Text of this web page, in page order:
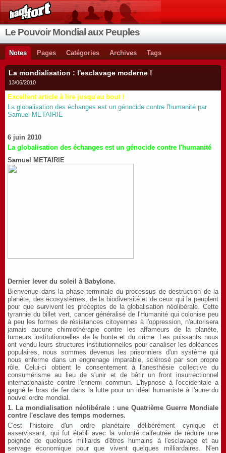
Le Pouvoir Mondial aux Peuples
Notes Pages Catégories Archives Tags
La mondialisation : l'esclavage moderne !
13/06/2010
Excellent article à lire jusqu'au bout !
La globalisation des échanges est un génocide contre l'humanité par
Samuel METAIRIE
6 juin 2010
La globalisation des échanges est un génocide contre l'humanité
Samuel METAIRIE
Dernier lever du soleil à Babylone.
Bienvenue dans la phase terminale du processus de destruction de la
planète, des écosystèmes, de la biodiversité et de ceux qui la peuplent
pour quesurvivent les préceptes de la globalisation néolibérale. Cette
tyrannie du billet vert, cancer généralisé de l'Humanité qui colonise peu
à peu les formes de résistances citoyennes à l'oppression, n'autorisera
jamais aucune chimiothérapie contre les affameurs de la planète,
tumeurs institutionnelles de la honte et du crime. Les puissants nous
ont vendu leurs structures institutionnelles pour canaliser les doléances
populaires, nous sommes devenus les prisonniers d'un système qui
nous enferme dans un engrenage imparable, sclérosé par son propre
rôle. Celui-ci obtient le consentement à l'anesthésie collective du
consumérisme au lieu de s'unir et de bâtir un front insurrectionnel
internationaliste contre l'ennemi commun. L'hypnose à l'occidentale a
gagné le bras de fer dans la lutte pour un idéal humaniste à l'aune du
nouvel ordre mondial.
1. La mondialisation néolibérale : une Quatrième Guerre Mondiale
contre l'esclave des temps modernes.
C'est l'histoire d'un ordre planétaire délibérément cynique et
asservissant, qui fut établi avec la volonté calfeutrée de réduire une
poignée de quelques milliards d'êtres humains à l'esclavage et au
servage économique pour que vivent quelques milliardaires. N'en